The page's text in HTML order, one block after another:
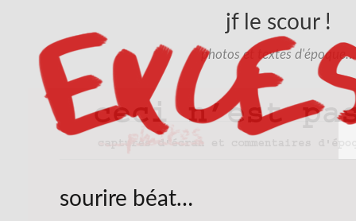
jf le scour !
photos et textes d'époque…
sourire béat…